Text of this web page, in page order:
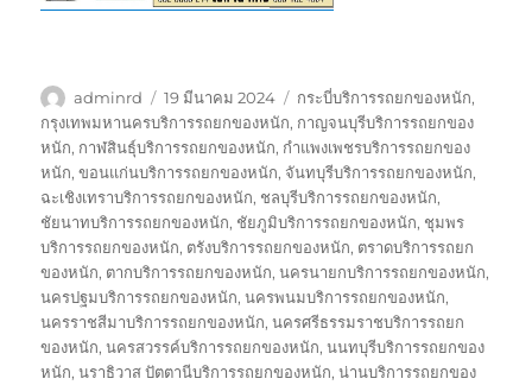
ผู้
เขียน
adminrd
เขียน
เมื่อ
19 มีนาคม 2024
ป้าย
กำกับ
กระบี่บริการรถยกของหนัก,
กรุงเทพมหานครบริการรถยกของหนัก, กาญจนบุรีบริการรถยกของ
หนัก, กาฬสินธุ์บริการรถยกของหนัก, กำแพงเพชรบริการรถยกของ
หนัก,ขอนแก่นบริการรถยกของหนัก, จันทบุรีบริการรถยกของหนัก,
ฉะเชิงเทราบริการรถยกของหนัก, ชลบุรีบริการรถยกของหนัก,
ชัยนาทบริการรถยกของหนัก, ชัยภูมิบริการรถยกของหนัก, ชุมพร
บริการรถยกของหนัก, ตรังบริการรถยกของหนัก, ตราดบริการรถยก
ของหนัก, ตากบริการรถยกของหนัก,นครนายกบริการรถยกของหนัก,
นครปฐมบริการรถยกของหนัก,นครพนมบริการรถยกของหนัก,
นครราชสีมาบริการรถยกของหนัก,นครศรีธรรมราชบริการรถยก
ของหนัก,นครสวรรค์บริการรถยกของหนัก,นนทบุรีบริการรถยกของ
หนัก,นราธิวาส ปัตตานีบริการรถยกของหนัก,น่านบริการรถยกของ